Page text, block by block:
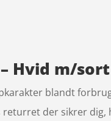
Hvid m/
blandt
returret der sikrer